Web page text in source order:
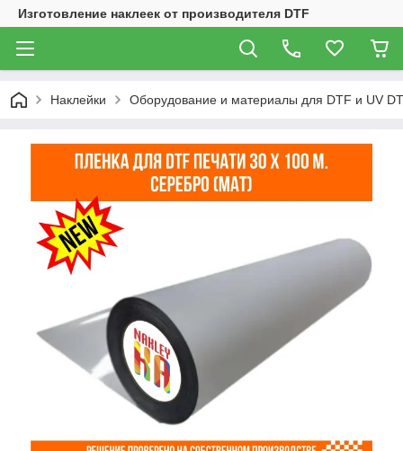
Изготовление наклеек от производителя DTF
Наклейки Оборудование и материалы для DTF и UV